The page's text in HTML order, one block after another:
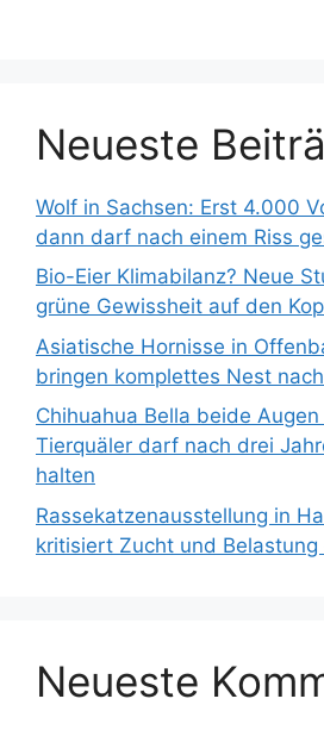
Neueste
Wolf in Sachsen: Erst 4.000
dann darf nach einem Riss
Bio-Eier Klimabilanz? Neue
grüne Gewissheit auf den
Asiatische Hornisse in
bringen komplettes Nest
Chihuahua Bella beide
Tierquäler darf nach drei
halten
Rassekatzenausstellung in
kritisiert Zucht und Belastung
Neueste